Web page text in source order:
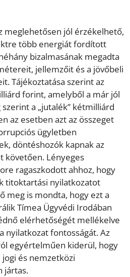
meglehetősen jól érzékelhető,
több energiát fordított
bizalmasának megadta
jellemzőit és a jövőbeli
Tájékoztatása szerint az
forint, amelyből a már jól
a „jutalék” kétmilliárd
az esetben azt az összeget
ügyletben
döntéshozók kapnak az
követően. Lényeges
ragaszkodott ahhoz, hogy
titoktartási nyilatkozatot
meg is mondta, hogy ezt a
Tímea Ügyvédi Irodában
elérhetőségét mellékelve
nyilatkozat fontosságát. Az
egyértelműen kiderül, hogy
és nemzetközi
jártas.